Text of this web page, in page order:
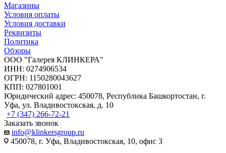
Магазины
Условия оплаты
Условия доставки
Реквизиты
Политика
Обзоры
ООО "Галерея КЛИНКЕРА"
ИНН: 0274906534
ОГРН: 1150280043627
КПП: 027801001
Юридический адрес: 450078, Республика Башкортостан, г.
Уфа, ул. Владивостокская, д. 10
+7 (347) 266-72-21
Заказать звонок
info@klinkersgroup.ru
450078, г. Уфа, Владивостокская, 10, офис 3